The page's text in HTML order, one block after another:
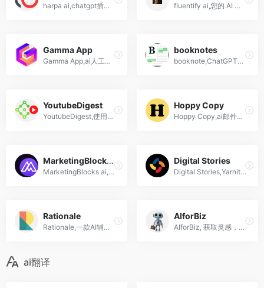
harpa ai,chatgpt插件,人工智能驱动的web自动化助手 fluentify ai,您的 AI 写作助手,更专业更像母语人士
Gamma App
Gamma App,ai人工智能在线PPT生成工具
booknotes
booknote,ChatGPT从你最喜欢的书籍中轻松生成摘要、主要观点、引用
YoutubeDigest
YoutubeDigest,使用ChatGPT对YouTube油管视频进行摘要总结
Hoppy Copy
Hoppy Copy,ai邮件撰写工具,撰写高转化率电子邮件，速度提高 10 倍
MarketingBlocks ai
MarketingBlocks ai,你的AI营销助理,帮助快速写各类文案
Digital Stories
Digital Stories,Yarnit 通过减少讲故事的时间、成本和复杂性，使数字内容的创建变得容易
Rationale
Rationale,一款AI辅助决策工具,擅长利弊分析和SWOT分析
AIforBiz
AIforBiz, 获取灵感，将AI融入你的业务
ai翻译